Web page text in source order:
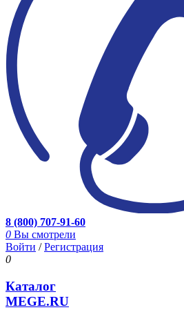
8 (800) 707-91-60
0 Вы смотрели
Войти /Регистрация
0
Каталог
MEGE.RU